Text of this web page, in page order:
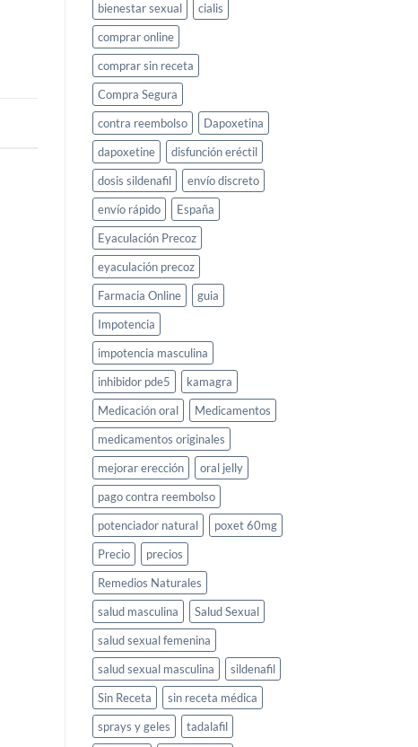
bienestar sexual
cialis
comprar online
comprar sin receta
Compra Segura
contra reembolso
Dapoxetina
dapoxetine
disfunción eréctil
dosis sildenafil
envío discreto
envío rápido
España
Eyaculación Precoz
eyaculación precoz
Farmacia Online
guia
Impotencia
impotencia masculina
inhibidor pde5
kamagra
Medicación oral
Medicamentos
medicamentos originales
mejorar erección
oral jelly
pago contra reembolso
potenciador natural
poxet 60mg
Precio
precios
Remedios Naturales
salud masculina
Salud Sexual
salud sexual femenina
salud sexual masculina
sildenafil
Sin Receta
sin receta médica
sprays y geles
tadalafil